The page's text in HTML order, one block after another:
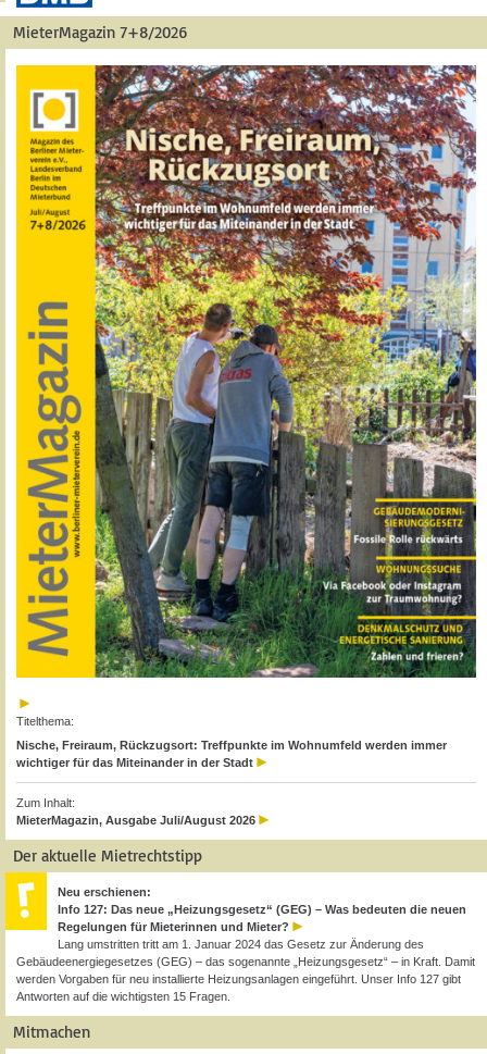
MieterMagazin 7+8/2026
Titelthema:
Nische, Freiraum, Rückzugsort: Treffpunkte im Wohnumfeld werden immer
wichtiger für das Miteinander in der Stadt
Zum Inhalt:
MieterMagazin, Ausgabe Juli/August 2026
Der aktuelle Mietrechtstipp
Neu erschienen:
Info 127: Das neue „Heizungsgesetz“ (GEG) – Was bedeuten die neuen
Regelungen für Mieterinnen und Mieter?
Lang umstritten tritt am 1. Januar 2024 das Gesetz zur Änderung des
Gebäudeenergiegesetzes (GEG) – das sogenannte „Heizungsgesetz“ – in Kraft. Damit
werden Vorgaben für neu installierte Heizungsanlagen eingeführt. Unser Info 127 gibt
Antworten auf die wichtigsten 15 Fragen.
Mitmachen